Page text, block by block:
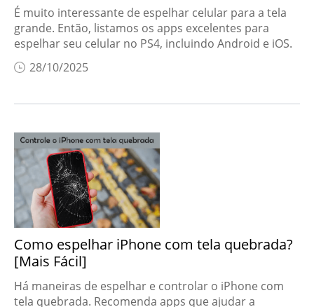
É muito interessante de espelhar celular para a tela
grande. Então, listamos os apps excelentes para
espelhar seu celular no PS4, incluindo Android e iOS.
28/10/2025
Como espelhar iPhone com tela quebrada?
[Mais Fácil]
Há maneiras de espelhar e controlar o iPhone com
tela quebrada. Recomenda apps que ajudar a